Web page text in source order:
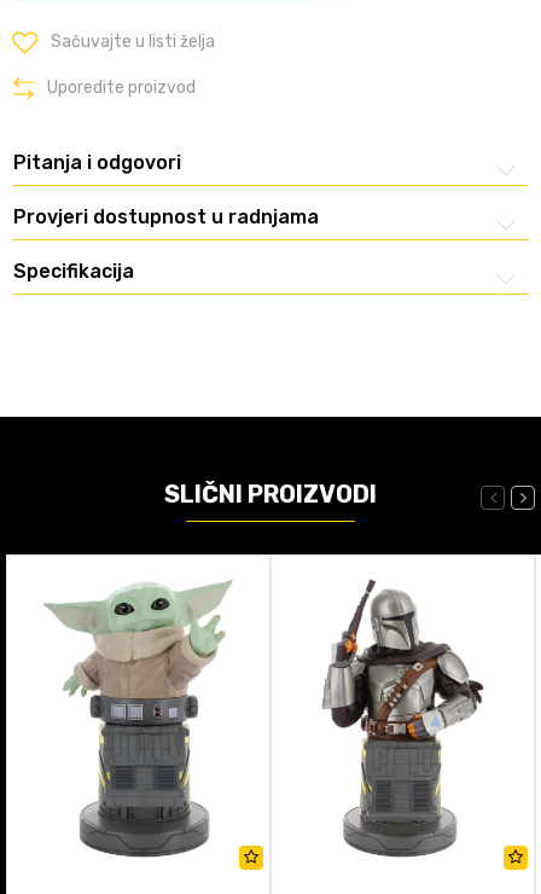
Sačuvajte u listi želja
Uporedite proizvod
Pitanja i odgovori
Provjeri dostupnost u radnjama
Specifikacija
SLIČNI PROIZVODI